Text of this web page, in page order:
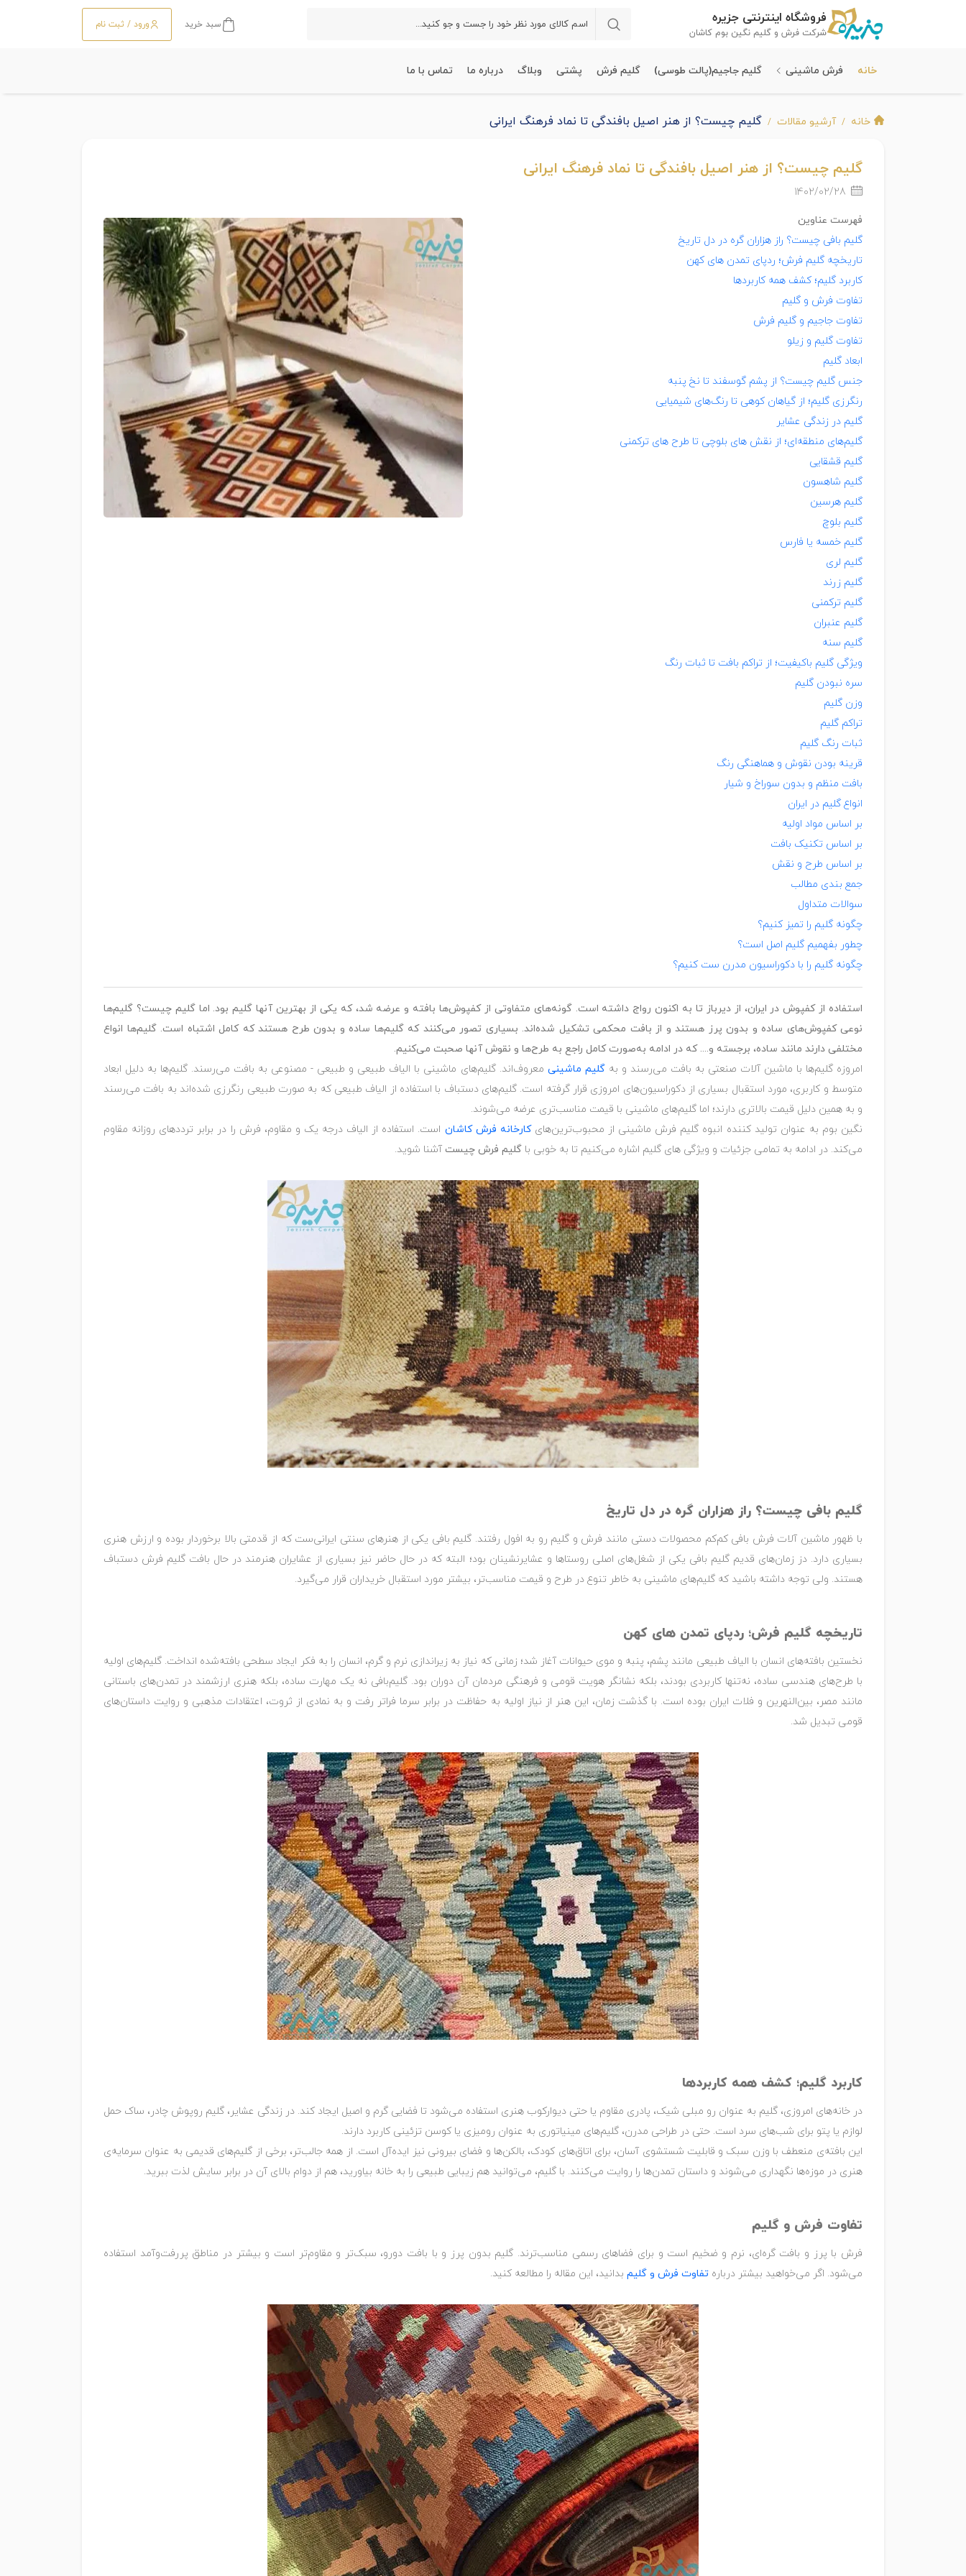
فروشگاه اینترنتی جزیره
شرکت فرش و گلیم نگین بوم کاشان
سبد خرید ورود / ثبت نام
خانه فرش ماشینی گلیم جاجیم(پالت طوسی) گلیم فرش پشتی وبلاگ درباره ما تماس با ما
خانه آرشیو مقالات گلیم چیست؟ از هنر اصیل بافندگی تا نماد فرهنگ ایرانی
گلیم چیست؟ از هنر اصیل بافندگی تا نماد فرهنگ ایرانی
1402/02/28
فهرست عناوین
گلیم بافی چیست؟ راز هزاران گره در دل تاریخ
تاریخچه گلیم فرش؛ ردپای تمدن های کهن
کاربرد گلیم؛ کشف همه کاربردها
تفاوت فرش و گلیم
تفاوت جاجیم و گلیم فرش
تفاوت گلیم و زیلو
ابعاد گلیم
جنس گلیم چیست؟ از پشم گوسفند تا نخ پنبه
رنگرزی گلیم؛ از گیاهان کوهی تا رنگ‌های شیمیایی
گلیم در زندگی عشایر
گلیم‌های منطقه‌ای؛ از نقش های بلوچی تا طرح های ترکمنی
گلیم قشقایی
گلیم شاهسون
گلیم هرسین
گلیم بلوچ
گلیم خمسه یا فارس
گلیم لری
گلیم زرند
گلیم ترکمنی
گلیم عنبران
گلیم سنه
ویژگی گلیم باکیفیت؛ از تراکم بافت تا ثبات رنگ
سره نبودن گلیم
وزن گلیم
تراکم گلیم
ثبات رنگ گلیم
قرینه بودن نقوش و هماهنگی رنگ
بافت منظم و بدون سوراخ و شیار
انواع گلیم در ایران
بر اساس مواد اولیه
بر اساس تکنیک بافت
بر اساس طرح و نقش
جمع بندی مطالب
سوالات متداول
چگونه گلیم را تمیز کنیم؟
چطور بفهمیم گلیم اصل است؟
چگونه گلیم را با دکوراسیون مدرن ست کنیم؟
استفاده از کفپوش در ایران، از دیرباز تا به اکنون رواج داشته است. گونه‌های متفاوتی از کفپوش‌ها بافته و عرضه شد، که یکی از بهترین آنها گلیم بود. اما گلیم چیست؟ گلیم‌ها
نوعی کفپوش‌های ساده و بدون پرز هستند و از بافت محکمی تشکیل شده‌اند. بسیاری تصور می‌کنند که گلیم‌ها ساده و بدون طرح هستند که کامل اشتباه است. گلیم‌ها انواع
مختلفی دارند مانند ساده، برجسته و.... که در ادامه به‌صورت کامل راجع به طرح‌ها و نقوش آنها صحبت می‌کنیم.
امروزه گلیم‌ها با ماشین آلات صنعتی به بافت می‌رسند و بهگلیم ماشینی معروف‌اند. گلیم‌های ماشینی با الیاف طبیعی و طبیعی - مصنوعی به بافت می‌رسند. گلیم‌ها به دلیل ابعاد
متوسط و کاربری، مورد استقبال بسیاری از دکوراسیون‌های امروزی قرار گرفته است. گلیم‌های دستباف با استفاده از الیاف طبیعی که به صورت طبیعی رنگرزی شده‌اند به بافت می‌رسند
و به همین دلیل قیمت بالاتری دارند؛ اما گلیم‌های ماشینی با قیمت مناسب‌تری عرضه می‌شوند.
نگین بوم به عنوان تولید کننده انبوه گلیم فرش ماشینی از محبوب‌ترین‌هایکارخانه فرش کاشان است. استفاده از الیاف درجه یک و مقاوم، فرش را در برابر ترددهای روزانه مقاوم
می‌کند. در ادامه به تمامی جزئیات و ویژگی های گلیم اشاره می‌کنیم تا به خوبی با گلیم فرش چیست آشنا شوید.
گلیم بافی چیست؟ راز هزاران گره در دل تاریخ
با ظهور ماشین آلات فرش بافی کم‌کم محصولات دستی مانند فرش و گلیم رو به افول رفتند. گلیم بافی یکی از هنرهای سنتی ایرانی‌ست که از قدمتی بالا برخوردار بوده و ارزش هنری
بسیاری دارد. دز زمان‌های قدیم گلیم بافی یکی از شغل‌های اصلی روستاها و عشایرنشینان بود؛ البته که در حال حاضر نیز بسیاری از عشایران هنرمند در حال بافت گلیم فرش دستباف
هستند. ولی توجه داشته باشید که گلیم‌های ماشینی به خاطر تنوع در طرح و قیمت مناسب‌تر، بیشتر مورد استقبال خریداران قرار می‌گیرد.
تاریخچه گلیم فرش؛ ردپای تمدن های کهن
نخستین بافته‌های انسان با الیاف طبیعی مانند پشم، پنبه و موی حیوانات آغاز شد؛ زمانی که نیاز به زیراندازی نرم و گرم، انسان را به فکر ایجاد سطحی بافته‌شده انداخت. گلیم‌های اولیه
با طرح‌های هندسی ساده، نه‌تنها کاربردی بودند، بلکه نشانگر هویت قومی و فرهنگی مردمان آن دوران بود. گلیم‌بافی نه یک مهارت ساده، بلکه هنری ارزشمند در تمدن‌های باستانی
مانند مصر، بین‌النهرین و فلات ایران بوده است. با گذشت زمان، این هنر از نیاز اولیه به حفاظت در برابر سرما فراتر رفت و به نمادی از ثروت، اعتقادات مذهبی و روایت داستان‌های
قومی تبدیل شد.
کاربرد گلیم؛ کشف همه کاربردها
در خانه‌های امروزی، گلیم به عنوان رو مبلی شیک، پادری مقاوم یا حتی دیوارکوب هنری استفاده می‌شود تا فضایی گرم و اصیل ایجاد کند. در زندگی عشایر، گلیم روپوش چادر، ساک حمل
لوازم یا پتو برای شب‌های سرد است. حتی در طراحی مدرن، گلیم‌های مینیاتوری به عنوان رومیزی یا کوسن تزئینی کاربرد دارند.
این بافته‌ی منعطف با وزن سبک و قابلیت شستشوی آسان، برای اتاق‌های کودک، بالکن‌ها و فضای بیرونی نیز ایده‌آل است. از همه جالب‌تر، برخی از گلیم‌های قدیمی به عنوان سرمایه‌ی
هنری در موزه‌ها نگهداری می‌شوند و داستان تمدن‌ها را روایت می‌کنند. با گلیم، می‌توانید هم زیبایی طبیعی را به خانه بیاورید، هم از دوام بالای آن در برابر سایش لذت ببرید.
تفاوت فرش و گلیم
فرش با پرز و بافت گره‌ای، نرم و ضخیم است و برای فضاهای رسمی مناسب‌ترند. گلیم بدون پرز و با بافت دورو، سبک‌تر و مقاوم‌تر است و بیشتر در مناطق پررفت‌وآمد استفاده
می‌شود. اگر می‌خواهید بیشتر درباره تفاوت فرش و گلیم بدانید، این مقاله را مطالعه کنید.